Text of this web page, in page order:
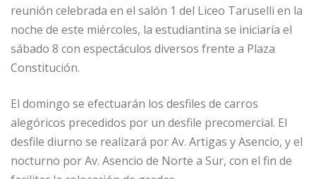
reunión celebrada en el salón 1 del Liceo Taruselli en la
noche de este miércoles, la estudiantina se iniciaría el
sábado 8 con espectáculos diversos frente a Plaza
Constitución.
El domingo se efectuarán los desfiles de carros
alegóricos precedidos por un desfile precomercial. El
desfile diurno se realizará por Av. Artigas y Asencio, y el
nocturno por Av. Asencio de Norte a Sur, con el fin de